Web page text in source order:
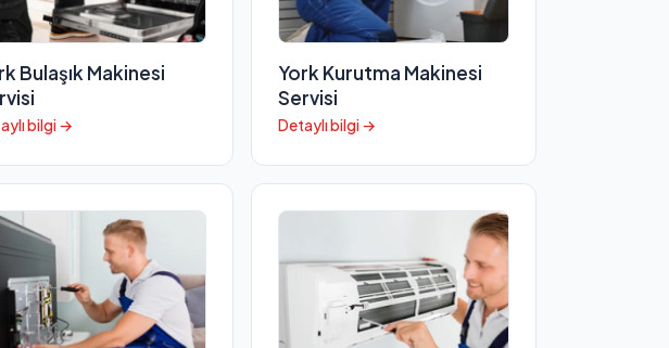
Bulaşık Makinesi
bilgi →
York Kurutma Makinesi
Servisi
Detaylı bilgi →